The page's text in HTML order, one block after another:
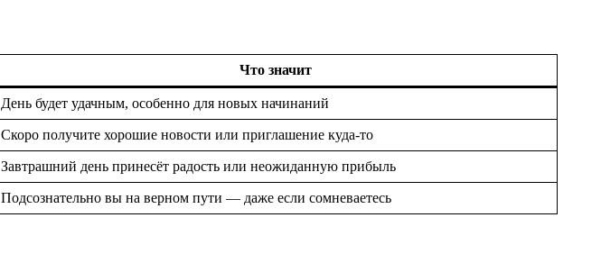
Что значит
День будет удачным, особенно для новых начинаний
Скоро получите хорошие новости или приглашение куда‑то
Завтрашний день принесёт радость или неожиданную прибыль
Подсознательно вы на верном пути — даже если сомневаетесь